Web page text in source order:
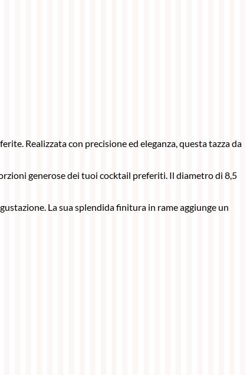
Realizzata con precisione ed eleganza, questa tazza da
generose dei tuoi cocktail preferiti. Il diametro di 8,5
La sua splendida finitura in rame aggiunge un